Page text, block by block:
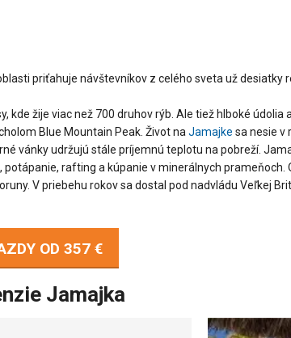
priťahuje návštevníkov z celého sveta už desiatky
žije viac než 700 druhov rýb. Ale tiež hlboké údolia
Blue Mountain Peak. Život na Jamajke sa nesie v
vánky udržujú stále príjemnú teplotu na pobreží.
rafting a kúpanie v minerálnych prameňoch.
V priebehu rokov sa dostal pod nadvládu Veľkej
OD357 €
Jamajka